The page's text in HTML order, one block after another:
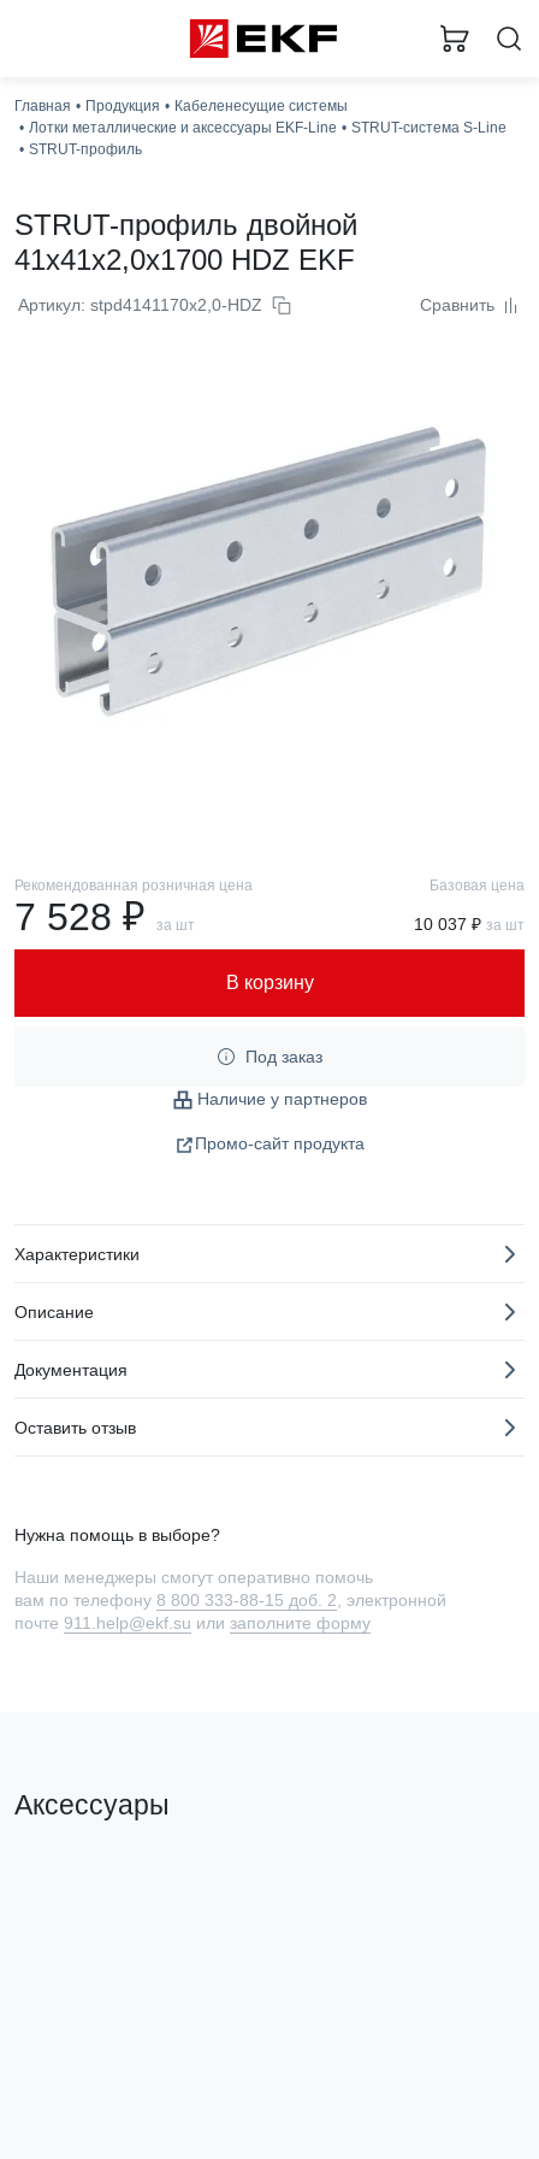
Главная Продукция
Кабеленесущие системы
Лотки металлические и аксессуары EKF-Line
STRUT-система S-Line
STRUT-профиль
STRUT-профиль двойной
41x41x2,0x1700 HDZ EKF
Артикул: stpd4141170x2,0-HDZ Сравнить
Рекомендованная розничная цена
7 528 ₽ за шт
Базовая цена
10 037 ₽ за шт
В корзину
Под заказ
Наличие у партнеров
Промо-сайт продукта
Характеристики
Описание
Документация
Оставить отзыв
Нужна помощь в выборе?
Наши менеджеры смогут оперативно помочь
вам по телефону 8 800 333-88-15 доб. 2 , электронной
почте 911.help@ekf.su или заполните форму
Аксессуары